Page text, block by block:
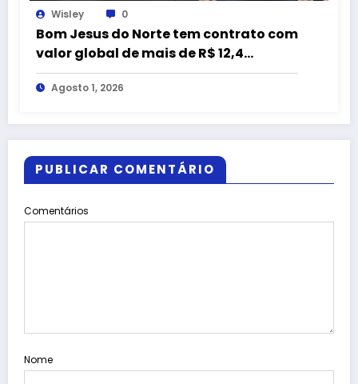
Wisley 0
Bom Jesus do Norte tem contrato com
valor global de mais de R$ 12,4
milhões com empresa citada em
representação do MPC-ES
Agosto 1, 2026
PUBLICAR COMENTÁRIO
Comentários
Nome